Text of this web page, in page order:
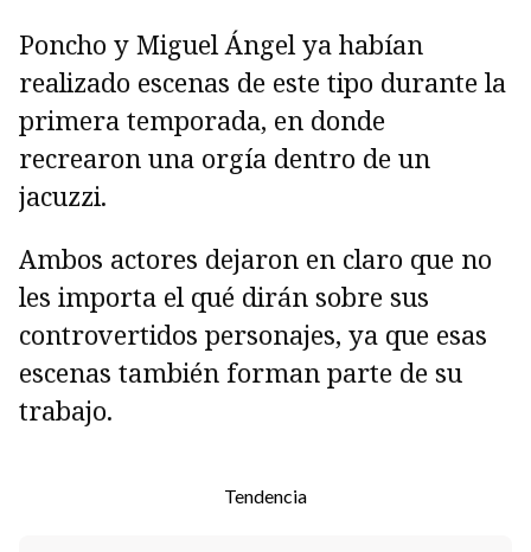
Poncho y Miguel Ángel ya habían
realizado escenas de este tipo durante la
primera temporada, en donde
recrearon una orgía dentro de un
jacuzzi.
Ambos actores dejaron en claro que no
les importa el qué dirán sobre sus
controvertidos personajes, ya que esas
escenas también forman parte de su
trabajo.
Tendencia